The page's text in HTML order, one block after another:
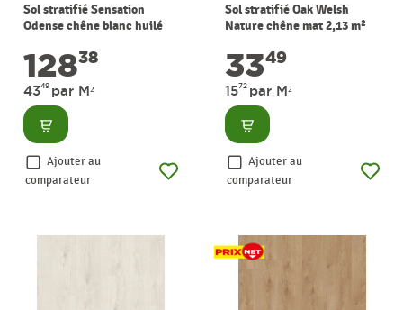
Sol stratifié Sensation
Odense chêne blanc huilé
12838
4349 par M²
Consulter
Ajouter au
comparateur
Sol stratifié Oak Welsh
Nature chêne mat 2,13 m²
3349
1572 par M²
Consulter
Ajouter au
comparateur